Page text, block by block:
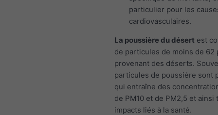
particulier pour les
cardiovasculaires.
La poussière du désert est
de particules de moins de 62
provenant des déserts.
particules de poussière sont
qui entraîne des
de PM10 et de PM2,5 et ainsi
impacts liés à la santé.